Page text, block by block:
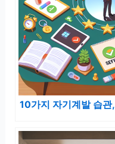
10가지 자기계발 습